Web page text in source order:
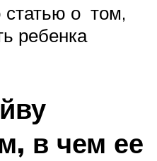
статью о том,
ребенка
в чем ее